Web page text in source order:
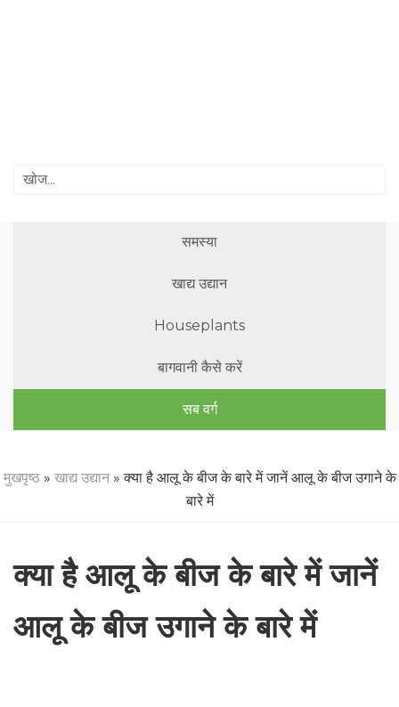
समस्या
खाद्य उद्यान
Houseplants
बागवानी कैसे करें
सब वर्ग
मुखपृष्ठ» खाद्य उद्यान» क्या है आलू के बीज के बारे में जानें आलू के बीज उगाने के
बारे में
क्या है आलू के बीज के बारे में जानें
आलू के बीज उगाने के बारे में